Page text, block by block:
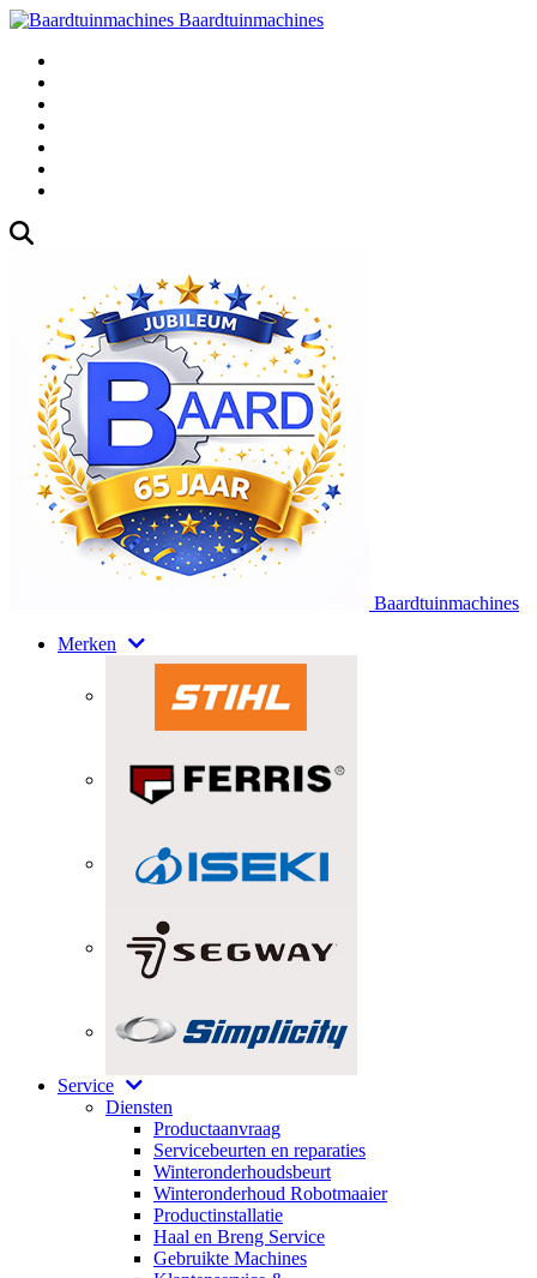
Baardtuinmachines
Baardtuinmachines
Merken
Service
Diensten
Productaanvraag
Servicebeurten en reparaties
Winteronderhoudsbeurt
Winteronderhoud Robotmaaier
Productinstallatie
Haal en Breng Service
Gebruikte Machines